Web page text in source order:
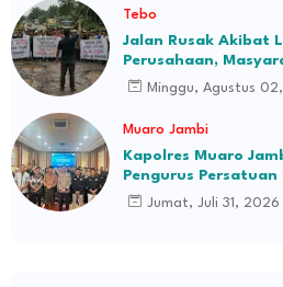
Tebo
Jalan Rusak Akibat
Perusahaan,
Ilir Bakal Blokade
Minggu, Agustus
Muaro Jambi
Kapolres Muaro
Pengurus Persatuan
Kabupaten Muaro
Jumat, Juli 31, 2026